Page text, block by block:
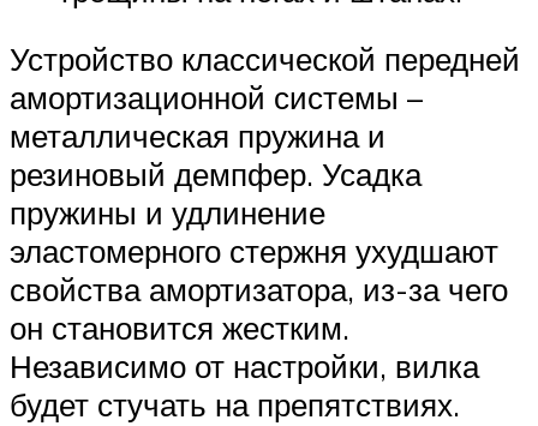
Устройство классической передней
амортизационной системы –
металлическая пружина и
резиновый демпфер. Усадка
пружины и удлинение
эластомерного стержня ухудшают
свойства амортизатора, из-за чего
он становится жестким.
Независимо от настройки, вилка
будет стучать на препятствиях.